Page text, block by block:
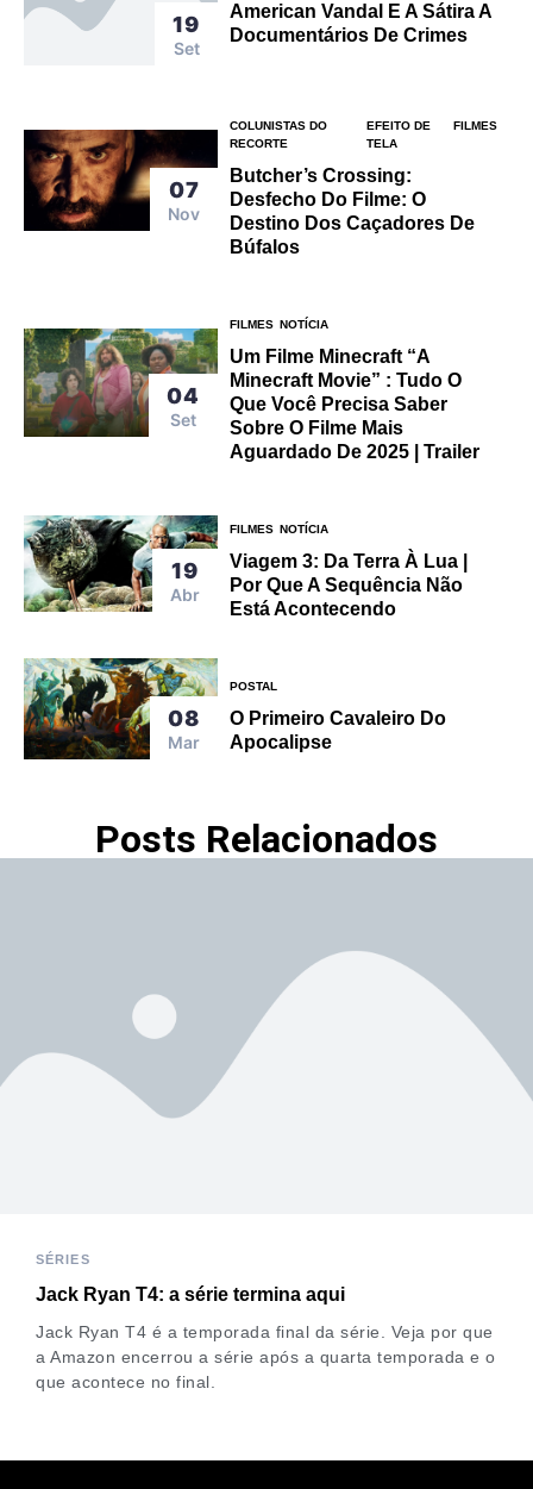
19
Set
American Vandal E A Sátira A
Documentários De Crimes
07
Nov
COLUNISTAS DO
RECORTE
EFEITO DE
TELA
FILMES
Butcher’s Crossing:
Desfecho Do Filme: O
Destino Dos Caçadores De
Búfalos
04
Set
FILMES NOTÍCIA
Um Filme Minecraft “A
Minecraft Movie” : Tudo O
Que Você Precisa Saber
Sobre O Filme Mais
Aguardado De 2025 | Trailer
19
Abr
FILMES NOTÍCIA
Viagem 3: Da Terra À Lua |
Por Que A Sequência Não
Está Acontecendo
08
Mar
POSTAL
O Primeiro Cavaleiro Do
Apocalipse
Posts Relacionados
SÉRIES
Jack Ryan T4: a série termina aqui
Jack Ryan T4 é a temporada final da série. Veja por que
a Amazon encerrou a série após a quarta temporada e o
que acontece no final.